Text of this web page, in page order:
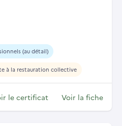
(au détail)
à la restauration collective
le certificat Voir la fiche